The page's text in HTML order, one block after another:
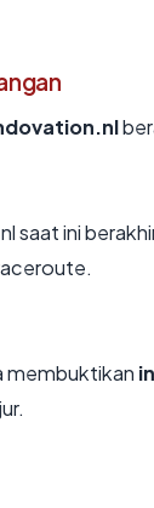
saat ini
membuktikan